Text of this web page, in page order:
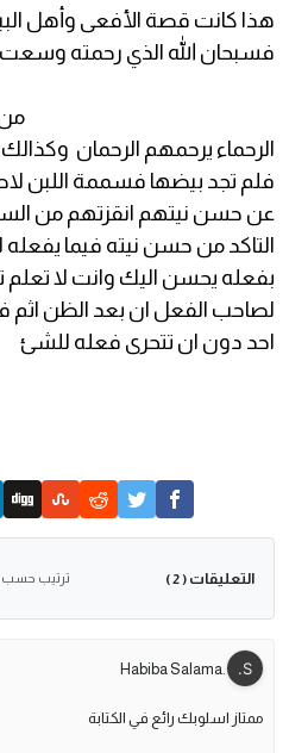
هذا كانت قصة الأفعى وأهل
فسبحان الله الذي
من هذه
الرحماء يرحمهم الرحمان
فلم تجد بيضها فسممة اللبن
عن حسن نيتهم انقزتهم من
التاكد من حسن نيته فيما يفعله
بفعله يحسن اليك وانت لا
لصاحب الفعل ان بعد الظن
احد دون ان تتحرى فعله للشئ
التعليقات ( 2 ) ترتيب حسب
ممتاز اسلوبك رائع في الكتابة